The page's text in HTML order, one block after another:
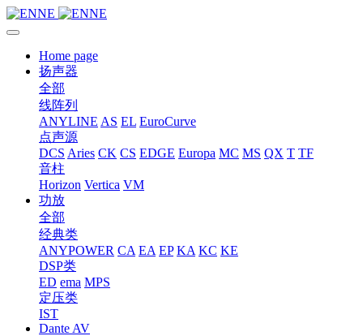
Home page
扬声器
全部
线阵列
ANYLINE AS EL EuroCurve
点声源
DCS Aries CK CS EDGE Europa MC MS QX T TF
音柱
Horizon Vertica VM
功放
全部
经典类
ANYPOWER CA EA EP KA KC KE
DSP类
ED ema MPS
定压类
IST
Dante AV